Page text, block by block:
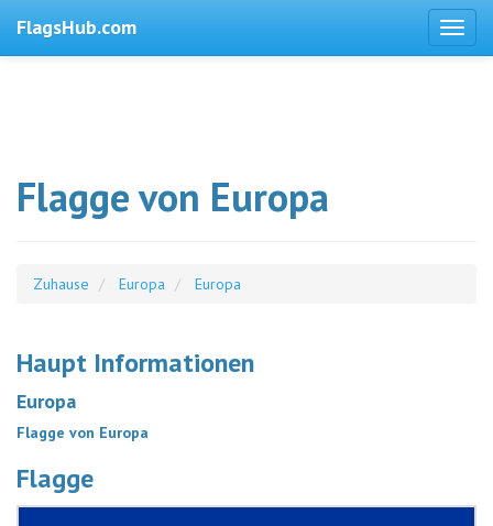
FlagsHub.com
Flagge von Europa
Zuhause Europa Europa
Haupt Informationen
Europa
Flagge von Europa
Flagge